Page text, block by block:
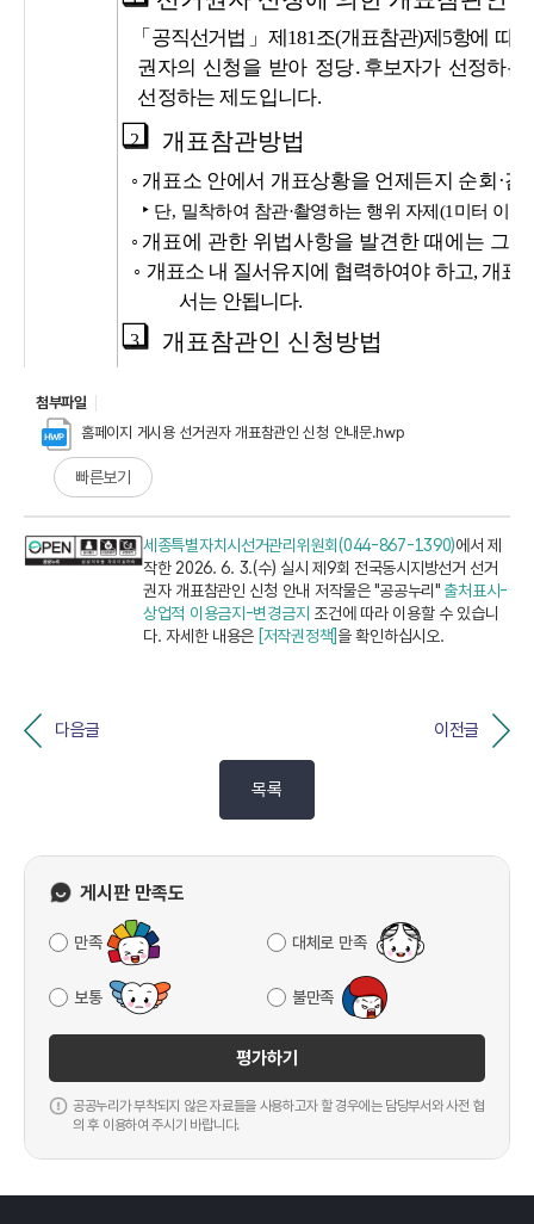
첨부파일
홈페이지 게시용 선거권자 개표참관인 신청 안내문.hwp
빠른보기
세종특별자치시선거관리위원회(044-867-1390)에서 제
작한 2026. 6. 3.(수) 실시 제9회 전국동시지방선거 선거
권자 개표참관인 신청 안내 저작물은 "공공누리" 출처표시-
상업적 이용금지-변경금지 조건에 따라 이용할 수 있습니
다. 자세한 내용은 [저작권정책]을 확인하십시오.
다음글 이전글
목록
게시판 만족도
만족 대체로 만족
보통 불만족
평가하기
공공누리가 부착되지 않은 자료들을 사용하고자 할 경우에는 담당부서와 사전 협
의 후 이용하여 주시기 바랍니다.